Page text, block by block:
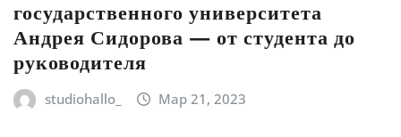
государственного университета
Андрея Сидорова — от студента до
руководителя
studiohallo_ Мар 21, 2023